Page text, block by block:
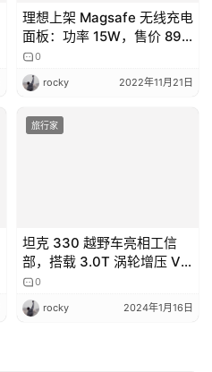
理想上架 Magsafe 无线充电
面板：功率 15W，售价 899
元0
rocky 2022年11月21日
旅行家
坦克 330 越野车亮相工信
部，搭载 3.0T 涡轮增压 V6
发动机
0
rocky 2024年1月16日